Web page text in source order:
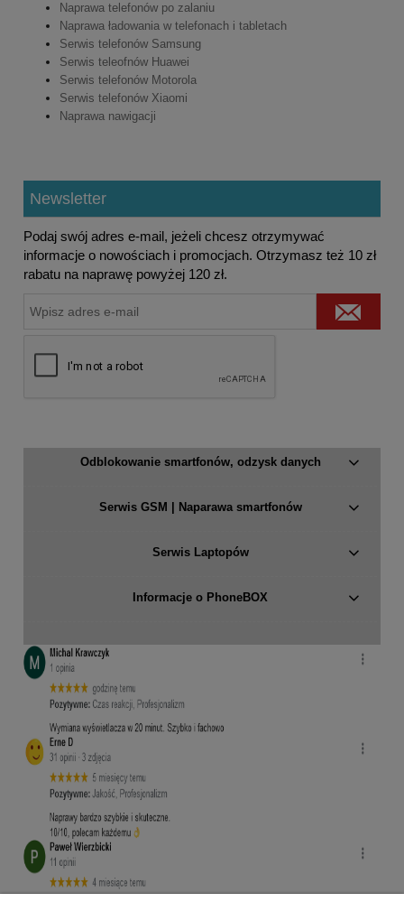
Naprawa telefonów po zalaniu
Naprawa ładowania w telefonach i tabletach
Serwis telefonów Samsung
Serwis teleofnów Huawei
Serwis telefonów Motorola
Serwis telefonów Xiaomi
Naprawa nawigacji
Newsletter
Podaj swój adres e-mail, jeżeli chcesz otrzymywać
informacje o nowościach i promocjach. Otrzymasz też 10 zł
rabatu na naprawę powyżej 120 zł.
Odblokowanie smartfonów, odzysk danych
Serwis GSM | Naparawa smartfonów
Serwis Laptopów
Informacje o PhoneBOX